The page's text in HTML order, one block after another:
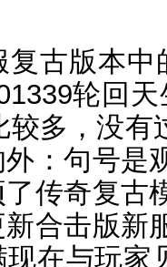
复古版本
轮回
较多，没有
：句号是
传奇复古
合击版新
在与玩家